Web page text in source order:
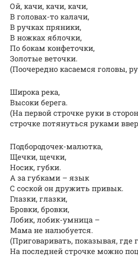
Ой, качи, качи, качи,
В головах-то калачи,
В ручках пряники,
В ножках яблочки,
По бокам конфеточки,
Золотые веточки.
(Поочередно касаемся головы,
Широка река,
Высоки берега.
(На первой строчке руки в
строчке потянуться руками
Подбородочек-малютка,
Щечки, щечки,
Носик, губки.
А за губками – язык
С соской он дружить привык.
Глазки, глазки,
Бровки, бровки,
Лобик, лобик-умница –
Мама не налюбуется.
(Приговаривать, показывая, где
На последней строчке можно